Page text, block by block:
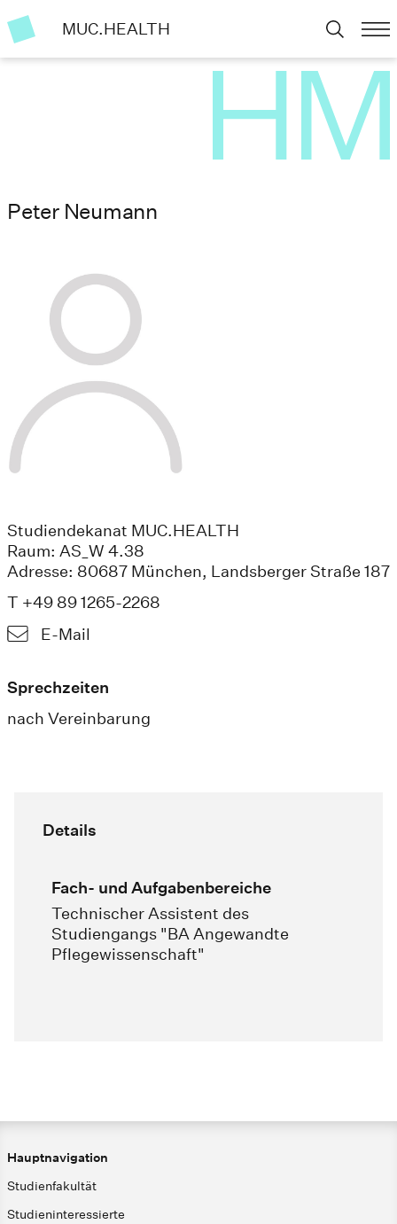
MUC.HEALTH
Peter Neumann
Studiendekanat MUC.HEALTH
Raum: AS_W 4.38
Adresse: 80687 München, Landsberger Straße 187
T +49 89 1265-2268
E-Mail
Sprechzeiten
nach Vereinbarung
Details
Fach- und Aufgabenbereiche
Technischer Assistent des
Studiengangs "BA Angewandte
Pflegewissenschaft"
Hauptnavigation
Studienfakultät
Studieninteressierte